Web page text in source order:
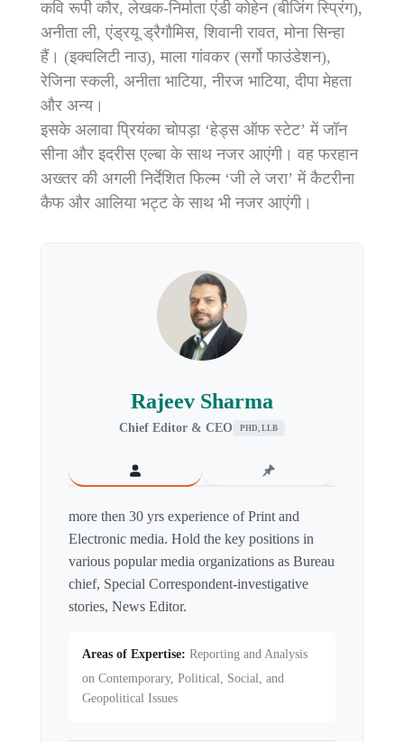
कवि रूपी कौर, लेखक-निर्माता एंडी कोहेन (बीजिंग स्प्रिंग),
अनीता ली, एंड्रयू ड्रैगौमिस, शिवानी रावत, मोना सिन्हा
हैं। (इक्वलिटी नाउ), माला गांवकर (सर्गो फाउंडेशन),
रेजिना स्कली, अनीता भाटिया, नीरज भाटिया, दीपा मेहता
और अन्य।
इसके अलावा प्रियंका चोपड़ा ‘हेड्स ऑफ स्टेट’ में जॉन
सीना और इदरीस एल्बा के साथ नजर आएंगी। वह फरहान
अख्तर की अगली निर्देशित फिल्म ‘जी ले जरा’ में कैटरीना
कैफ और आलिया भट्ट के साथ भी नजर आएंगी।
Rajeev Sharma
Chief Editor & CEO PHD, LLB
more then 30 yrs experience of Print and
Electronic media. Hold the key positions in
various popular media organizations as Bureau
chief, Special Correspondent-investigative
stories, News Editor.
Areas of Expertise: Reporting and Analysis
on Contemporary, Political, Social, and
Geopolitical Issues